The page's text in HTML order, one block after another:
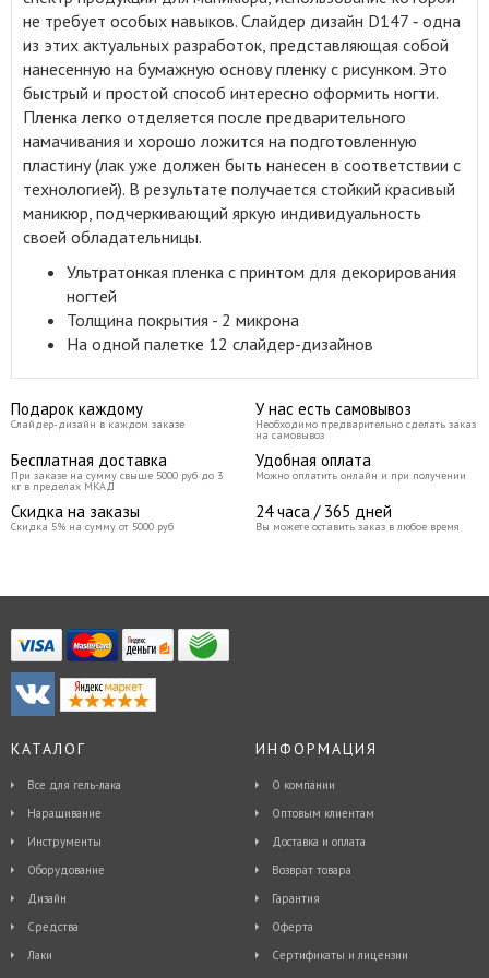
не требует особых навыков. Слайдер дизайн D147 ‑ одна
из этих актуальных разработок, представляющая собой
нанесенную на бумажную основу пленку с рисунком. Это
быстрый и простой способ интересно оформить ногти.
Пленка легко отделяется после предварительного
намачивания и хорошо ложится на подготовленную
пластину (лак уже должен быть нанесен в соответствии с
технологией). В результате получается стойкий красивый
маникюр, подчеркивающий яркую индивидуальность
своей обладательницы.
Ультратонкая пленка с принтом для декорирования
ногтей
Толщина покрытия - 2 микрона
На одной палетке 12 слайдер-дизайнов
Подарок каждому
Слайдер-дизайн в каждом заказе
У нас есть самовывоз
Необходимо предварительно сделать заказ
на самовывоз
Бесплатная доставка
При заказе на сумму свыше 5000 руб до 3
кг в пределах МКАД
Удобная оплата
Можно оплатить онлайн и при получении
Скидка на заказы
Скидка 5% на сумму от 5000 руб
24 часа / 365 дней
Вы можете оставить заказ в любое время
КАТАЛОГ
Все для гель-лака
Наращивание
Инструменты
Оборудование
Дизайн
Средства
Лаки
ИНФОРМАЦИЯ
О компании
Оптовым клиентам
Доставка и оплата
Возврат товара
Гарантия
Оферта
Сертификаты и лицензии